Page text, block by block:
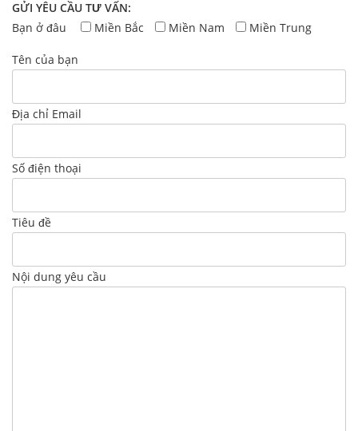
GỬI YÊU CẦU TƯ VẤN:
Bạn ở đâu
Miền Bắc Miền Nam Miền Trung
Tên của bạn
Địa chỉ Email
Số điện thoại
Tiêu đề
Nội dung yêu cầu